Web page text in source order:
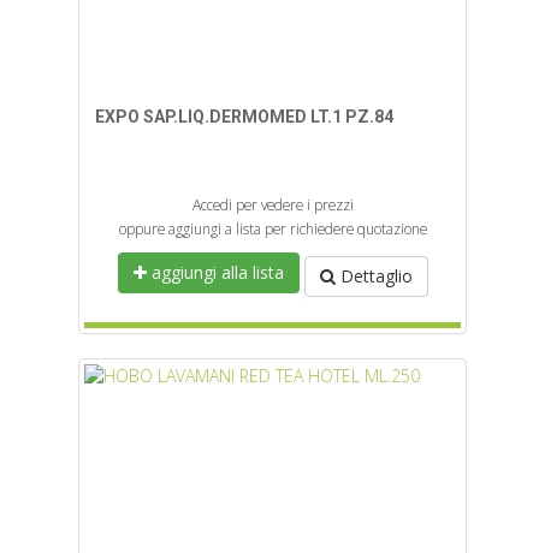
EXPO SAP.LIQ.DERMOMED LT.1 PZ.84
Accedi per vedere i prezzi
oppure aggiungi a lista per richiedere quotazione
aggiungi alla lista Dettaglio